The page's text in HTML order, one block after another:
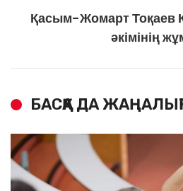
Қасым-Жомарт Тоқаев
әкімінің
БАСҚА ДА